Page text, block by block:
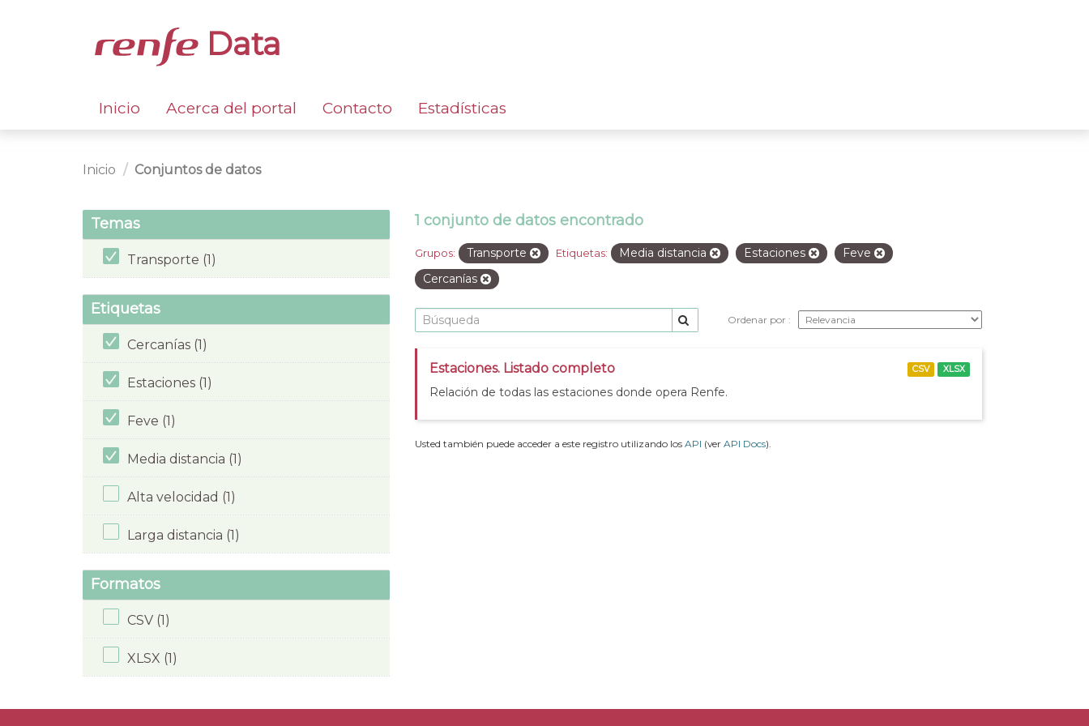
Data
Inicio Acerca del portal Contacto Estadísticas
Inicio Conjuntos de datos
Temas
Transporte (1)
Etiquetas
Cercanías (1)
Estaciones (1)
Feve (1)
Media distancia (1)
Alta velocidad (1)
Larga distancia (1)
Formatos
CSV (1)
XLSX (1)
1 conjunto de datos encontrado
Grupos: Transporte Etiquetas: Media distancia Estaciones
Feve
Cercanías
Ordenar por
Estaciones. Listado completo
Relación de todas las estaciones donde opera Renfe.
CSV XLSX
Usted también puede acceder a este registro utilizando los API (ver API Docs).